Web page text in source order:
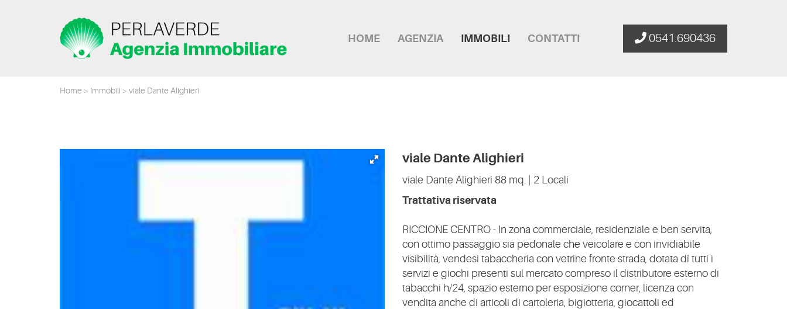
HOME AGENZIA IMMOBILI CONTATTI 0541.690436
Home > Immobili > viale Dante Alighieri
viale Dante Alighieri
viale Dante Alighieri 88 mq.
2 Locali
Trattativa riservata
RICCIONE CENTRO - In zona commerciale, residenziale e ben servita,
con ottimo passaggio sia pedonale che veicolare e con invidiabile
visibilità, vendesi tabaccheria con vetrine fronte strada, dotata di tutti i
servizi e giochi presenti sul mercato compreso il distributore esterno di
tabacchi h/24, spazio esterno per esposizione corner, licenza con
vendita anche di articoli di cartoleria, bigiotteria, giocattoli ed